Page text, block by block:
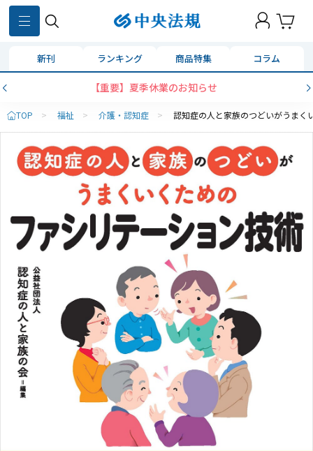
新刊 ランキング 商品特集 コラム
【重要】夏季休業のお知らせ
TOP > 福祉 > 介護・認知症 > 認知症の人と家族のつどいがうま